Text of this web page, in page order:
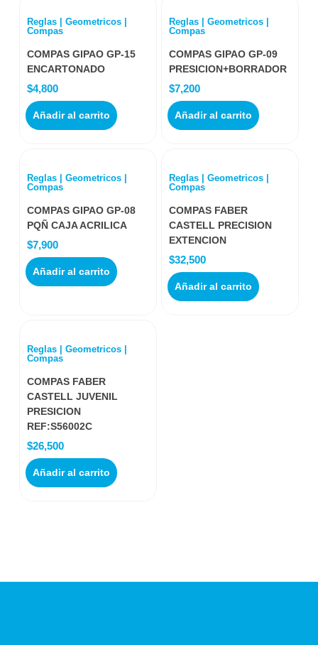
Reglas | Geometricos |
Compas
COMPAS GIPAO GP-15
ENCARTONADO
$4,800
Añadir al carrito
Reglas | Geometricos |
Compas
COMPAS GIPAO GP-09
PRESICION+BORRADOR
$7,200
Añadir al carrito
Reglas | Geometricos |
Compas
COMPAS GIPAO GP-08
PQÑ CAJA ACRILICA
$7,900
Añadir al carrito
Reglas | Geometricos |
Compas
COMPAS FABER
CASTELL PRECISION
EXTENCION
$32,500
Añadir al carrito
Reglas | Geometricos |
Compas
COMPAS FABER
CASTELL JUVENIL
PRESICION
REF:S56002C
$26,500
Añadir al carrito